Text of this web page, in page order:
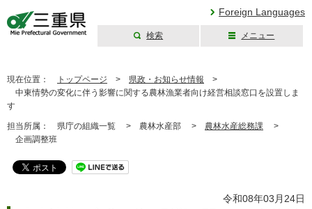
Foreign Languages
検索 メニュー
現在位置： トップページ > 県政・お知らせ情報 >
中東情勢の変化に伴う影響に関する農林漁業者向け経営相談窓口を設置しま
す
担当所属： 県庁の組織一覧 > 農林水産部 > 農林水産総務課 >
企画調整班
令和08年03月24日